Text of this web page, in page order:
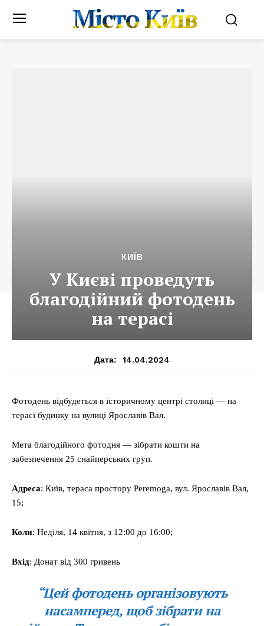
Місто Київ
КИЇВ
У Києві проведуть
благодійний фотодень
на терасі
Дата: 14.04.2024
Фотодень відбудеться в історичному центрі столиці — на
терасі будинку на вулиці Ярославів Вал.
Мета благодійного фотодня — зібрати кошти на
забезпечення 25 снайперських груп.
Адреса: Київ, тераса простору Peremoga, вул. Ярославів Вал,
15;
Коли: Неділя, 14 квітня, з 12:00 до 16:00;
Вхід: Донат від 300 гривень
“Цей фотодень організовують
насамперед, щоб зібрати на